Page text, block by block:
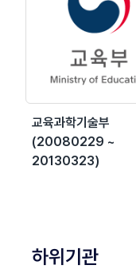
교육과학기술부
(20080229 ~
20130323)
하위기관